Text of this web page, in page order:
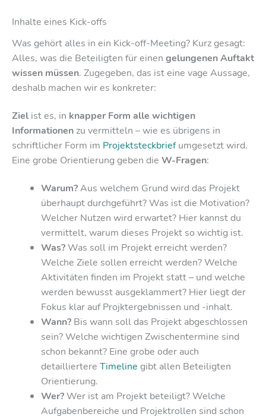
Inhalte eines Kick-offs
Was gehört alles in ein Kick-off-Meeting? Kurz gesagt:
Alles, was die Beteiligten für einen gelungenen Auftakt
wissen müssen. Zugegeben, das ist eine vage Aussage,
deshalb machen wir es konkreter:
Ziel ist es, in knapper Form alle wichtigen
Informationen zu vermitteln – wie es übrigens in
schriftlicher Form im Projektsteckbriefumgesetzt wird.
Eine grobe Orientierung geben die W-Fragen:
Warum?Aus welchem Grund wird das Projekt
überhaupt durchgeführt? Was ist die Motivation?
Welcher Nutzen wird erwartet? Hier kannst du
vermittelt, warum dieses Projekt so wichtig ist.
Was?Was soll im Projekt erreicht werden?
Welche Ziele sollen erreicht werden? Welche
Aktivitäten finden im Projekt statt – und welche
werden bewusst ausgeklammert? Hier liegt der
Fokus klar auf Projktergebnissen und -inhalt.
Wann? Bis wann soll das Projekt abgeschlossen
sein? Welche wichtigen Zwischentermine sind
schon bekannt? Eine grobe oder auch
detailliertereTimeline gibt allen Beteiligten
Orientierung.
Wer?Wer ist am Projekt beteiligt? Welche
Aufgabenbereiche und Projektrollen sind schon